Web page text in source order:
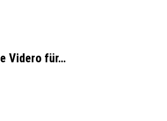
Videro für…